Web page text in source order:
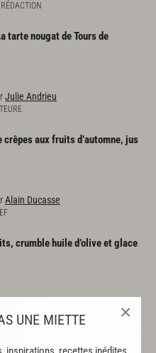
UNE MIETTE ×
tarte nougat de Tours de
Julie Andrieu
crêpes aux fruits d’automne, jus
Alain Ducasse
crumble huile d’olive et glace
confits « 59 poincaré»